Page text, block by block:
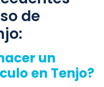
de
un
en Tenjo?